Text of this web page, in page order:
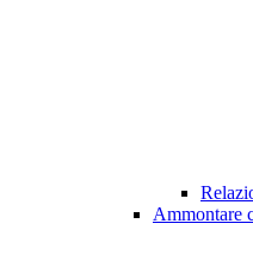
Ammontare